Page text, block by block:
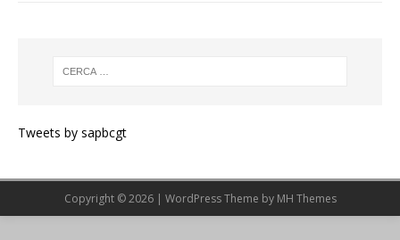
Tweets by sapbcgt
Copyright © 2026 | WordPress Theme by MH Themes